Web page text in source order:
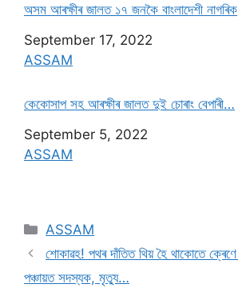
অসম আৰক্ষীৰ জালত ১৭ জনকৈ বাংলাদেশী নাগৰিক
Date
September 17, 2022
In relation to
ASSAM
কেকোসাপ সহ আৰক্ষীৰ জালত দুই চোৰাং বেপাৰী…
Date
September 5, 2022
In relation to
ASSAM
ASSAM
শোকাৱহ! পথৰ দাঁতিত থিয় হৈ থাকোতে
পঞ্চায়ত সদস্যক, মৃত্যু…